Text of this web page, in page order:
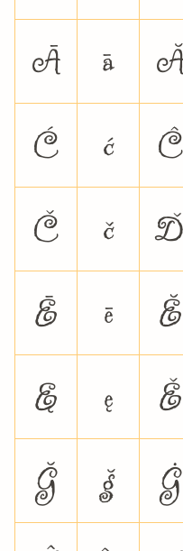
Ā
ā
Ć
ć Ĉ
Č
č Ď
Ē
ē Ĕ
Ę
ę Ě
Ğ
ğ Ġ